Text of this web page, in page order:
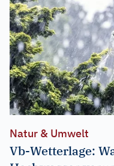
Natur & Umwelt
Vb-Wetterlage: